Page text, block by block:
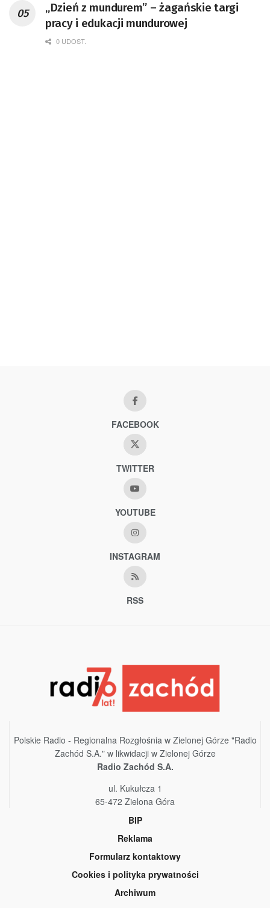
„Dzień z mundurem” – żagańskie targi
pracy i edukacji mundurowej
0 UDOST.
FACEBOOK
TWITTER
YOUTUBE
INSTAGRAM
RSS
Polskie Radio - Regionalna Rozgłośnia w Zielonej Górze "Radio
Zachód S.A." w likwidacji w Zielonej Górze
Radio Zachód S.A.
ul. Kukułcza 1
65-472 Zielona Góra
BIP
Reklama
Formularz kontaktowy
Cookies i polityka prywatności
Archiwum